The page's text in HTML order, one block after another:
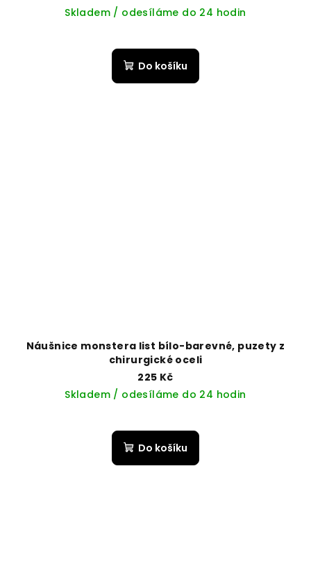
Skladem / odesíláme do 24 hodin
Do košíku
Náušnice monstera list bílo-barevné, puzety z
chirurgické oceli
225 Kč
Skladem / odesíláme do 24 hodin
Do košíku